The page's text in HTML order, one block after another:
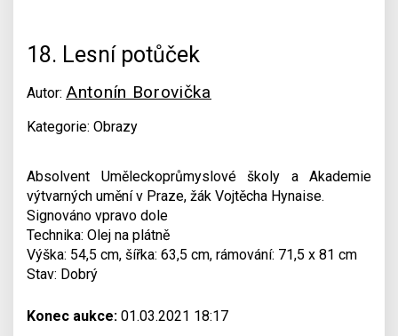
18. Lesní potůček
Autor: Antonín Borovička
Kategorie: Obrazy
Absolvent Uměleckoprůmyslové školy a Akademie
výtvarných umění v Praze, žák Vojtěcha Hynaise.
Signováno vpravo dole
Technika: Olej na plátně
Výška: 54,5 cm, šířka: 63,5 cm, rámování: 71,5 x 81 cm
Stav: Dobrý
Konec aukce: 01.03.2021 18:17